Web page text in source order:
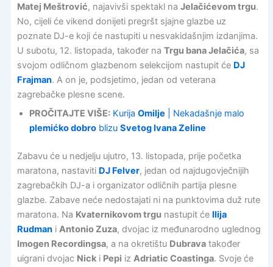
Matej Meštrović, najavivši spektakl na Jelačićevom trgu.
No, cijeli će vikend donijeti pregršt sjajne glazbe uz
poznate DJ-e koji će nastupiti u nesvakidašnjim izdanjima.
U subotu, 12. listopada, također na Trgu bana Jelačića, sa
svojom odličnom glazbenom selekcijom nastupit će DJ
Frajman. A on je, podsjetimo, jedan od veterana
zagrebačke plesne scene.
PROČITAJTE VIŠE: Kurija Omilje | Nekadašnje malo
plemićko dobroblizu Svetog Ivana Zeline
Zabavu će u nedjelju ujutro, 13. listopada, prije početka
maratona, nastaviti DJ Felver, jedan od najdugovječnijih
zagrebačkih DJ-a i organizator odličnih partija plesne
glazbe. Zabave neće nedostajati ni na punktovima duž rute
maratona. Na Kvaternikovom trgu nastupit će Ilija
Rudmani Antonio Zuza, dvojac iz međunarodno uglednog
Imogen Recordingsa, a na okretištu Dubravatakođer
uigrani dvojac Nicki Pepi iz Adriatic Coastinga. Svoje će